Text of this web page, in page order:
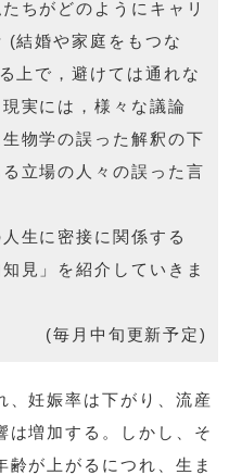
ちがどのようにキャリ
(結婚や家庭をもつな
上で，避けては通れな
実には，様々な議論
物学の誤った解釈の下
立場の人々の誤った言
生に密接に関係する
見」を紹介していきま
(毎月中旬更新予定)
、妊娠率は下がり、流産
は増加する。しかし、そ
齢が上がるにつれ、生ま